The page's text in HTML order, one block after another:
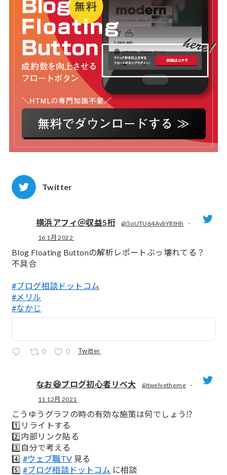
Twitter
横浜アフィ＠収益5桁 @5oUTU64AvbYRtHh
·
16 1月 2022
Blog Floating Buttonの解析レポートぶっ壊れてる？
不具合
#ブログ相談ドットコム
#メリル
#なかじ
0 0 Twitter
なお😆ブログ初心者リベ大 @twelvetheme
·
11 12月 2021
こうゆうグラフの時の有効な施策は何でしょう⁉️
1️⃣リライトする
2️⃣内部リンク貼る
3️⃣自分で考える
4️⃣ #ウェブ職TV 見る
5️⃣ #ブログ相談ドットコム に相談